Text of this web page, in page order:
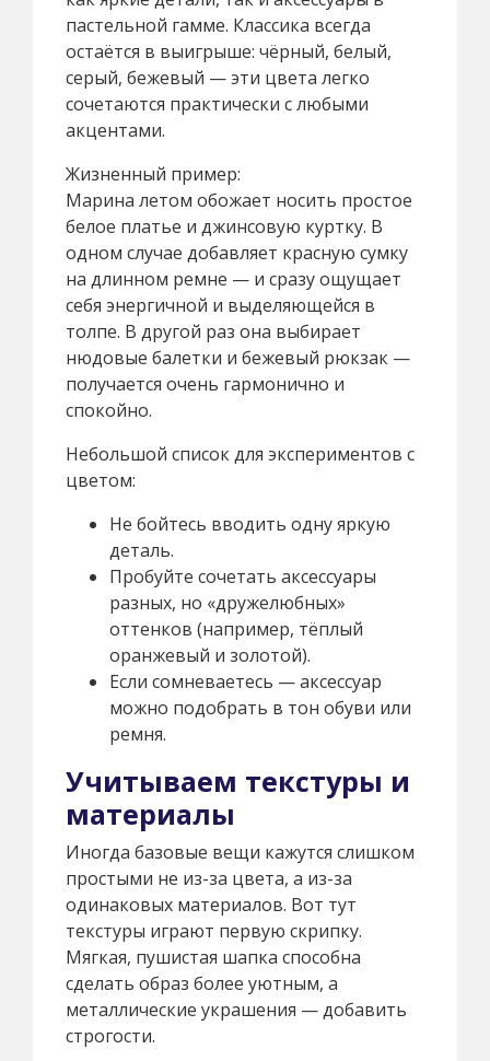
пастельной гамме. Классика всегда
остаётся в выигрыше: чёрный, белый,
серый, бежевый — эти цвета легко
сочетаются практически с любыми
акцентами.
Жизненный пример:
Марина летом обожает носить простое
белое платье и джинсовую куртку. В
одном случае добавляет красную сумку
на длинном ремне — и сразу ощущает
себя энергичной и выделяющейся в
толпе. В другой раз она выбирает
нюдовые балетки и бежевый рюкзак —
получается очень гармонично и
спокойно.
Небольшой список для экспериментов с
цветом:
Не бойтесь вводить одну яркую
деталь.
Пробуйте сочетать аксессуары
разных, но «дружелюбных»
оттенков (например, тёплый
оранжевый и золотой).
Если сомневаетесь — аксессуар
можно подобрать в тон обуви или
ремня.
Учитываем текстуры и
материалы
Иногда базовые вещи кажутся слишком
простыми не из-за цвета, а из-за
одинаковых материалов. Вот тут
текстуры играют первую скрипку.
Мягкая, пушистая шапка способна
сделать образ более уютным, а
металлические украшения — добавить
строгости.